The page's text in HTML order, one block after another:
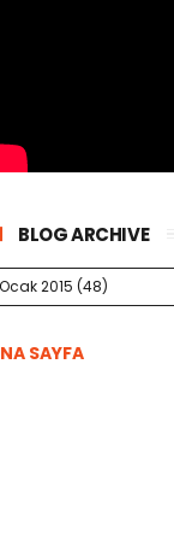
BLOG ARCHIVE
SAYFA